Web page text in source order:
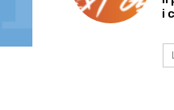
i